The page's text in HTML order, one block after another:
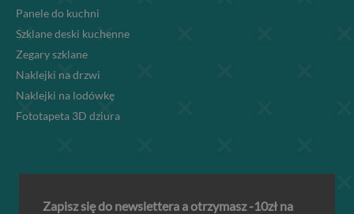
Panele do kuchni
Szklane deski kuchenne
Zegary szklane
Naklejki na drzwi
Naklejki na lodówkę
Fototapeta 3D dziura
Zapisz się do newslettera a otrzymasz -10zł na